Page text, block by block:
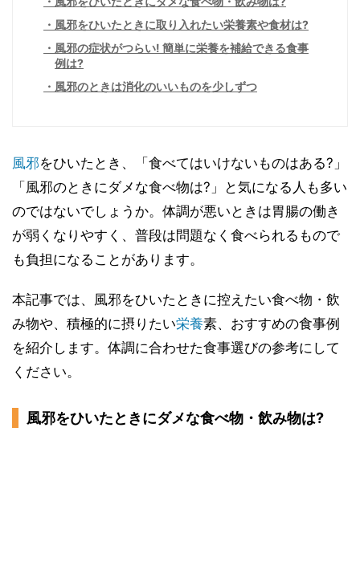
風邪をひいたときに取り入れたい栄養素や食材は?
風邪の症状がつらい! 簡単に栄養を補給できる食事
例は?
風邪のときは消化のいいものを少しずつ
風邪をひいたとき、「食べてはいけないものはある?」
「風邪のときにダメな食べ物は?」と気になる人も多い
のではないでしょうか。体調が悪いときは胃腸の働き
が弱くなりやすく、普段は問題なく食べられるもので
も負担になることがあります。
本記事では、風邪をひいたときに控えたい食べ物・飲
み物や、積極的に摂りたい栄養素、おすすめの食事例
を紹介します。体調に合わせた食事選びの参考にして
ください。
風邪をひいたときにダメな食べ物・飲み物は?